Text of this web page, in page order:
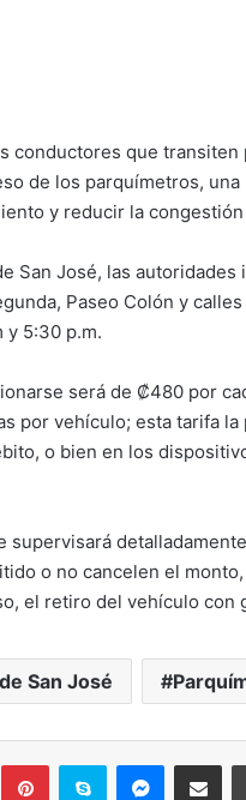
conductores que transiten
de los parquímetros,
y reducir la
San José, las
Paseo Colón y
y 5:30 p.m.
será de ₡480 por
por vehículo; esta tarifa
o bien en los
supervisará
o no cancelen el
el retiro del vehículo con
San José
PinterestSkype